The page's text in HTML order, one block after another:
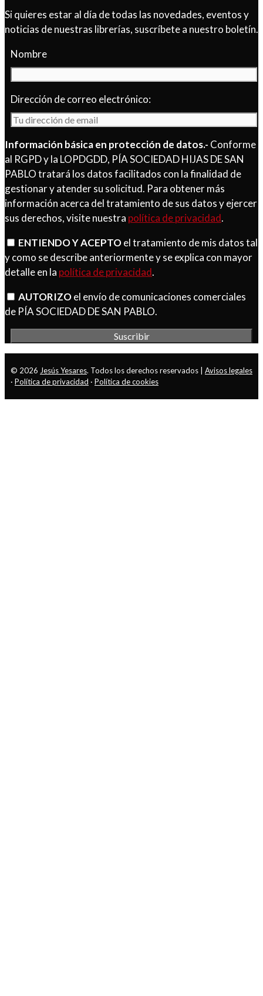
Si quieres estar al día de todas las novedades, eventos y
noticias de nuestras librerías, suscríbete a nuestro boletín.
Nombre
Dirección de correo electrónico:
Información básica en protección de datos.- Conforme
al RGPD y la LOPDGDD, PÍA SOCIEDAD HIJAS DE SAN
PABLO tratará los datos facilitados con la finalidad de
gestionar y atender su solicitud. Para obtener más
información acerca del tratamiento de sus datos y ejercer
sus derechos, visite nuestra política de privacidad.
ENTIENDO Y ACEPTOel tratamiento de mis datos tal
y como se describe anteriormente y se explica con mayor
detalle en la política de privacidad.
AUTORIZOel envío de comunicaciones comerciales
de PÍA SOCIEDAD DE SAN PABLO.
© 2026 Jesús Yesares. Todos los derechos reservados | Avisos legales
· Política de privacidad · Política de cookies